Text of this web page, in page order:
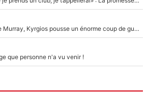
Victime de racisme contre Murray, Kyrgios pousse un énorme coup de gueule !
que personne n'a vu venir !